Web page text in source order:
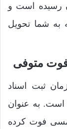
رسیده است و
به شما تحویل
فوت متوفی
ثبت اسناد
به عنوان
متوفی پیش از سال 1346 شمسی فوت کرده